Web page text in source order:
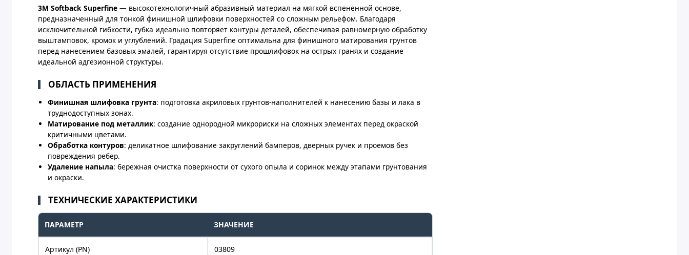
3M Softback Superfine — высокотехнологичный абразивный материал на мягкой вспененной основе,
предназначенный для тонкой финишной шлифовки поверхностей со сложным рельефом. Благодаря
исключительной гибкости, губка идеально повторяет контуры деталей, обеспечивая равномерную обработку
выштамповок, кромок и углублений. Градация Superfine оптимальна для финишного матирования грунтов
перед нанесением базовых эмалей, гарантируя отсутствие прошлифовок на острых гранях и создание
идеальной адгезионной структуры.
ОБЛАСТЬ ПРИМЕНЕНИЯ
Финишная шлифовка грунта: подготовка акриловых грунтов-наполнителей к нанесению базы и лака в
труднодоступных зонах.
Матирование под металлик: создание однородной микрориски на сложных элементах перед окраской
критичными цветами.
Обработка контуров: деликатное шлифование закруглений бамперов, дверных ручек и проемов без
повреждения ребер.
Удаление напыла: бережная очистка поверхности от сухого опыла и соринок между этапами грунтования
и окраски.
ТЕХНИЧЕСКИЕ ХАРАКТЕРИСТИКИ
ПАРАМЕТР ЗНАЧЕНИЕ
Артикул (PN) 03809